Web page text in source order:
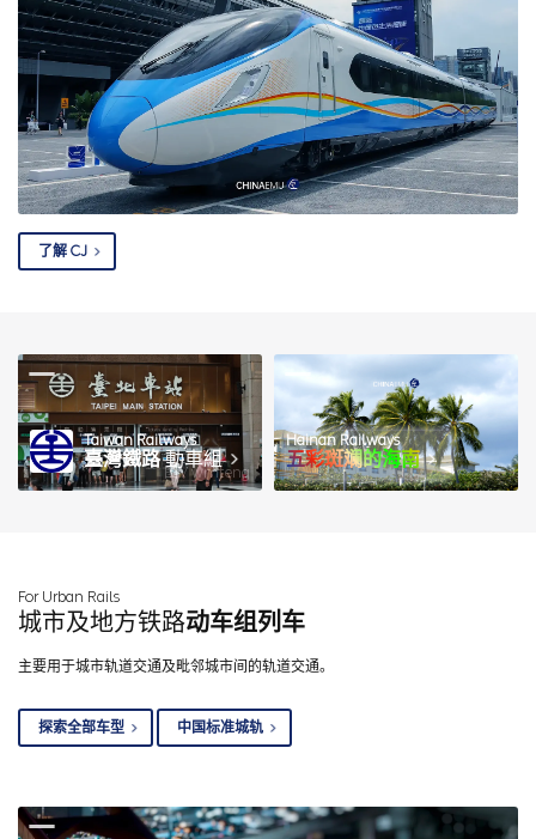
了解 CJ
Taiwan Railways
臺灣鐵路動車組
图 / wmteng
Hainan Railways
五彩斑斓的海南
For Urban Rails
城市及地方铁路动车组列车
主要用于城市轨道交通及毗邻城市间的轨道交通。
探索全部车型 中国标准城轨